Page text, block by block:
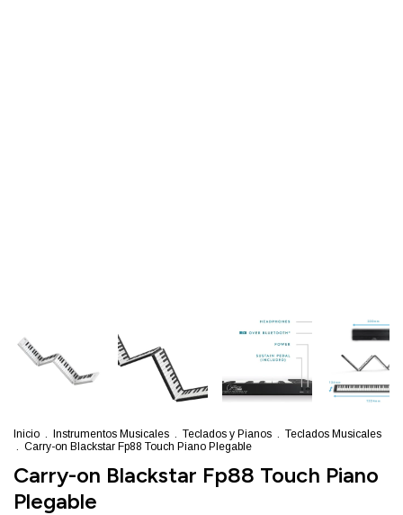
Inicio . Instrumentos Musicales . Teclados y Pianos . Teclados Musicales
. Carry-on Blackstar Fp88 Touch Piano Plegable
Carry-on Blackstar Fp88 Touch Piano
Plegable